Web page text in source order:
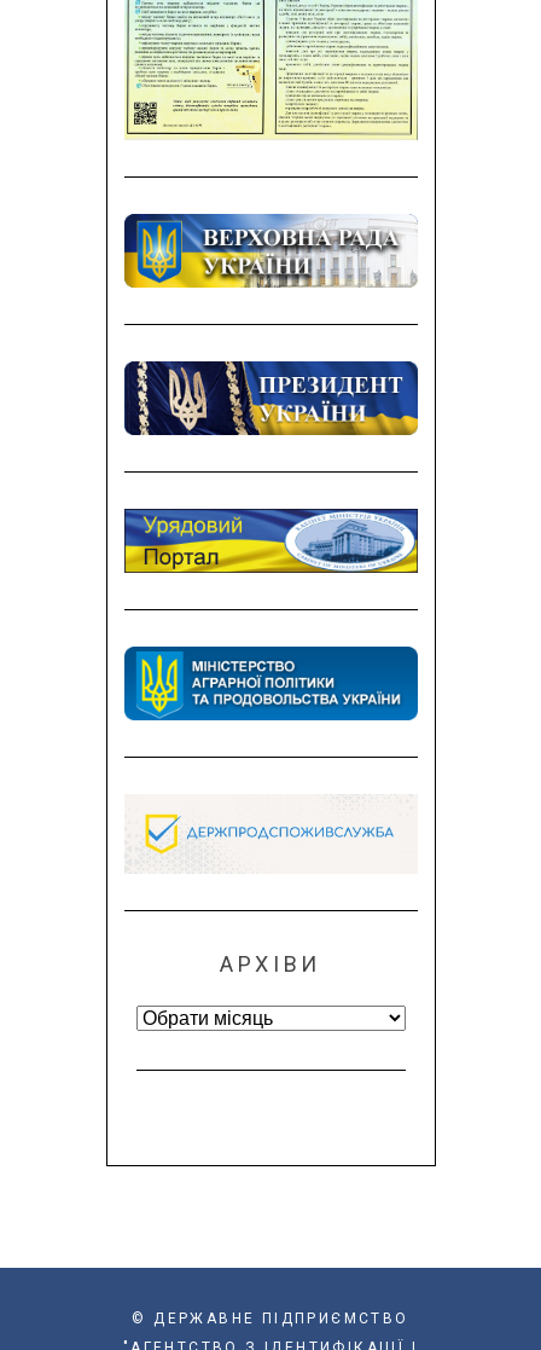
АРХІВИ
Архіви
© ДЕРЖАВНЕ ПІДПРИЄМСТВО